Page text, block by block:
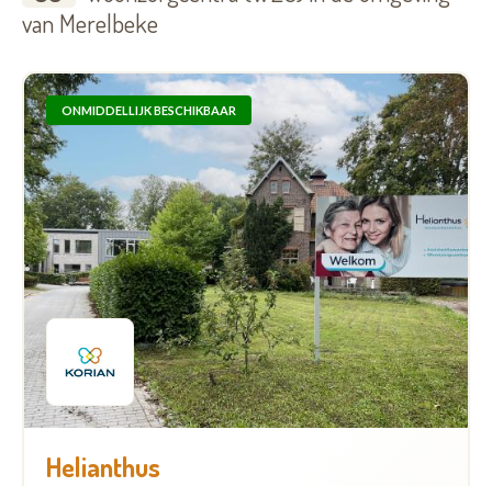
van Merelbeke
ONMIDDELLIJK BESCHIKBAAR
Helianthus